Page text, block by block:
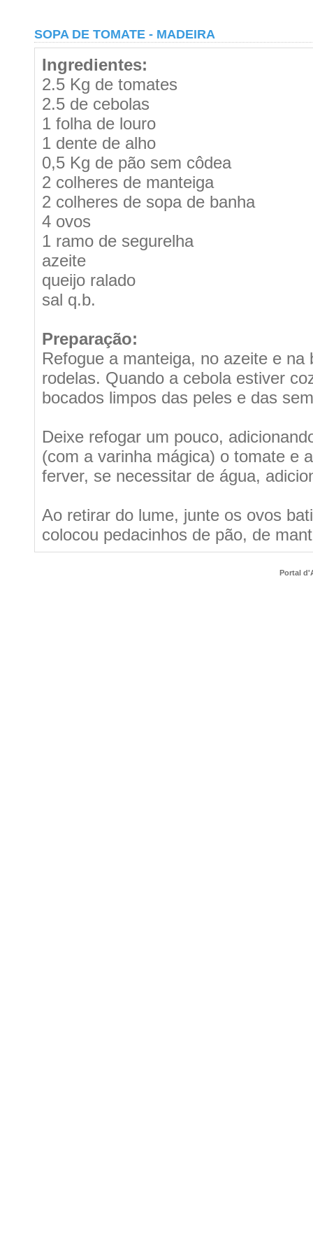
SOPA DE TOMATE - MADEIRA
Ingredientes:
2.5 Kg de tomates
2.5 de cebolas
1 folha de louro
1 dente de alho
0,5 Kg de pão sem côdea
2 colheres de manteiga
2 colheres de sopa de banha
4 ovos
1 ramo de segurelha
azeite
queijo ralado
sal q.b.
Preparação:
Refogue a manteiga, no azeite e
rodelas. Quando a cebola estiver
bocados limpos das peles e das
Deixe refogar um pouco,
(com a varinha mágica) o tomate e
ferver, se necessitar de água,
Ao retirar do lume, junte os ovos
colocou pedacinhos de pão, de
Portal